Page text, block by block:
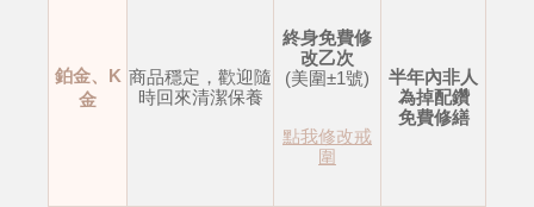
鉑金、K
金
商品穩定，歡迎隨
時回來清潔保養
終身免費修
改乙次
(美圍±1號)
點我修改戒
圍
半年內非人
為掉配鑽
免費修繕